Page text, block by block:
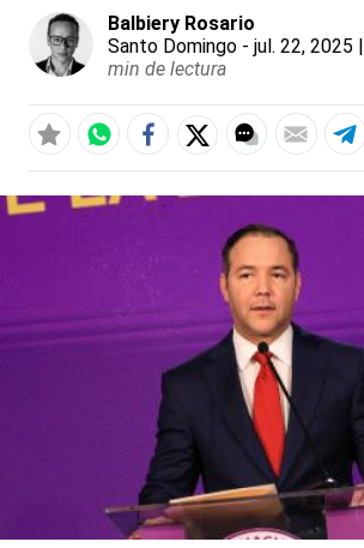
Balbiery Rosario
Santo Domingo - jul. 22, 2025
min de lectura